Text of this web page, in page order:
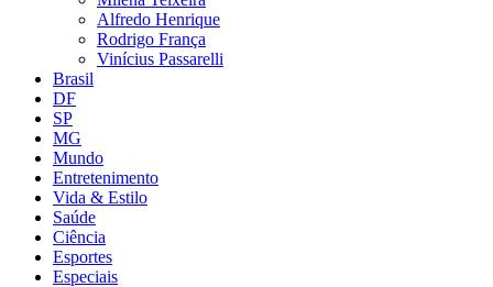
Alfredo Henrique
Rodrigo França
Vinícius Passarelli
Brasil
DF
SP
MG
Mundo
Entretenimento
Vida & Estilo
Saúde
Ciência
Esportes
Especiais